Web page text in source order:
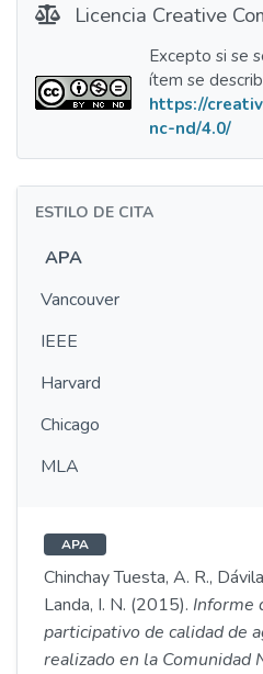
Licencia Creative
Excepto si se
ítem se
https://
nc-nd/4.0/
ESTILO DE CITA
APA
Vancouver
IEEE
Harvard
Chicago
MLA
APA
Chinchay Tuesta, A. R.,
Landa, I. N. (2015). Informe
participativo de calidad de
realizado en la Comunidad